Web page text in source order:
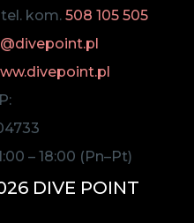
tel. kom. 508 105 505
– 18:00 (Pn–Pt)
DIVE POINT